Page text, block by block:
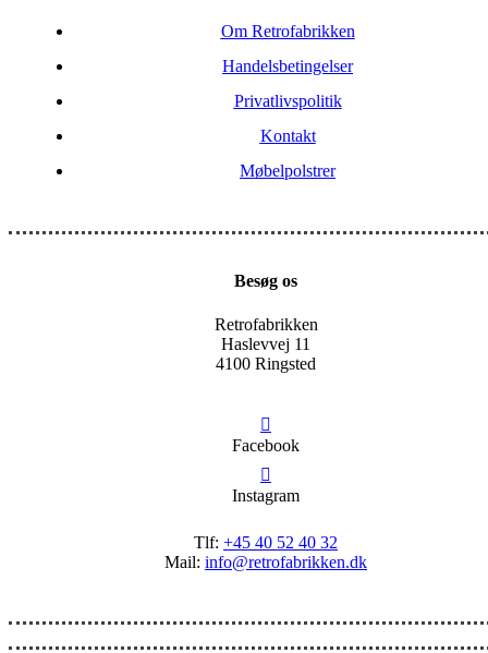
Om Retrofabrikken
Handelsbetingelser
Privatlivspolitik
Kontakt
Møbelpolstrer
Besøg os
Retrofabrikken
Haslevvej 11
4100 Ringsted
Facebook
Instagram
Tlf: +45 40 52 40 32
Mail: info@retrofabrikken.dk